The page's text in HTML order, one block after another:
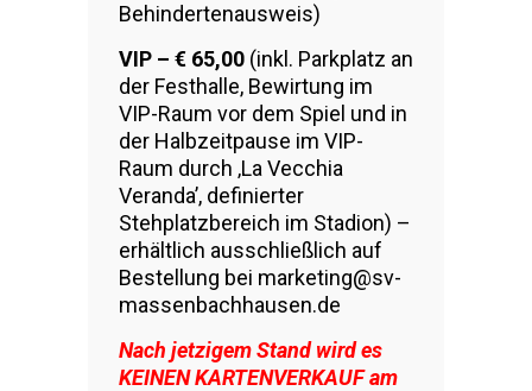
Behindertenausweis)
VIP – € 65,00 (inkl. Parkplatz an
der Festhalle, Bewirtung im
VIP-Raum vor dem Spiel und in
der Halbzeitpause im VIP-
Raum durch ‚La Vecchia
Veranda’, definierter
Stehplatzbereich im Stadion) –
erhältlich ausschließlich auf
Bestellung bei marketing@sv-
massenbachhausen.de
Nach jetzigem Stand wird es
KEINEN KARTENVERKAUF am